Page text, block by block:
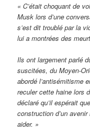
« C’était choquant de
Musk lors d’une
s’est dit troublé par la
lui a montrées des
Ils ont largement parlé
suscitées, du Moyen-
abordé l’antisémitisme
reculer cette haine lors
déclaré qu’il espérait
construction d’un
aider. »